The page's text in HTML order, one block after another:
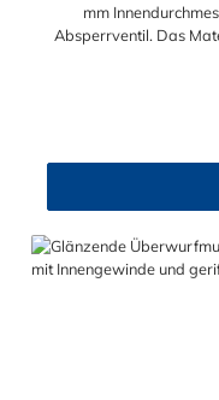
mm
Absperrventil. Das
und